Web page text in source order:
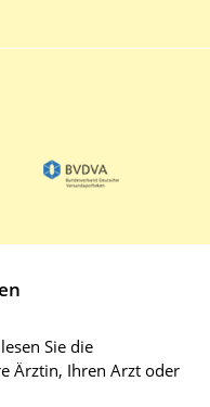
Sie die
Ärztin, Ihren Arzt oder